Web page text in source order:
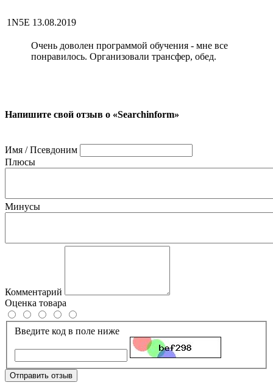
1N5E 13.08.2019
Очень доволен программой обучения - мне все
понравилось. Организовали трансфер, обед.
Напишите свой отзыв о «Searchinform»
Имя / Псевдоним
Плюсы
Минусы
Комментарий
Оценка товара
Введите код в поле ниже
Отправить отзыв